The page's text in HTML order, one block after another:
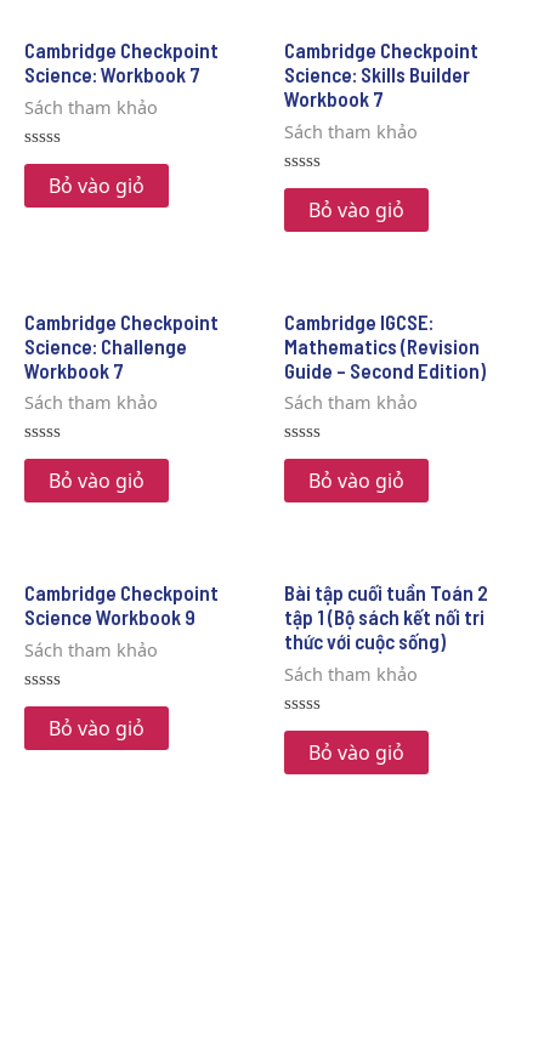
Cambridge Checkpoint
Science: Workbook 7
Sách tham khảo
Rated
of
Bỏ vào giỏ
Cambridge Checkpoint
Science: Skills Builder
Workbook 7
Sách tham khảo
Rated
of
Bỏ vào giỏ
Cambridge Checkpoint
Science: Challenge
Workbook 7
Sách tham khảo
Rated
of
Bỏ vào giỏ
Cambridge IGCSE:
Mathematics (Revision
Guide – Second Edition)
Sách tham khảo
Rated
of
Bỏ vào giỏ
Cambridge Checkpoint
Science Workbook 9
Sách tham khảo
Rated
of
Bỏ vào giỏ
Bài tập cuối tuần Toán 2
tập 1 (Bộ sách kết nối tri
thức với cuộc sống)
Sách tham khảo
Rated
of
Bỏ vào giỏ